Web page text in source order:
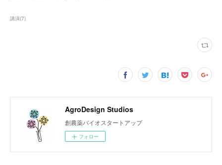
講演(7)
AgroDesign Studios
創農薬バイオスタートアップ
フォロー